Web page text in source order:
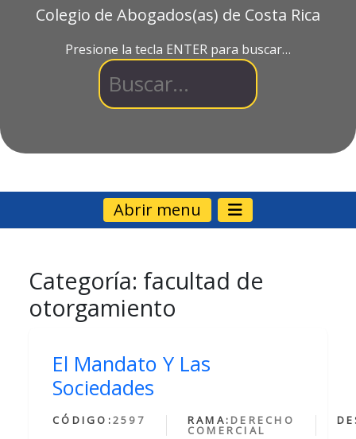
Colegio de Abogados(as) de Costa Rica
Presione la tecla ENTER para buscar…
Abrir menu
Categoría: facultad de
otorgamiento
El Mandato Y Las
Sociedades
CÓDIGO:2597 RAMA: DERECHO
COMERCIAL